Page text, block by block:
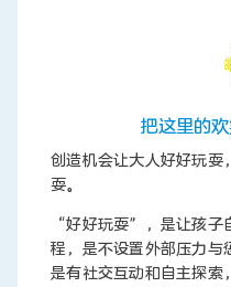
把这里的
创造机会让大人好好玩耍
耍。
“好好玩耍”，是让孩子
程，是不设置外部压力与
是有社交互动和自主探索